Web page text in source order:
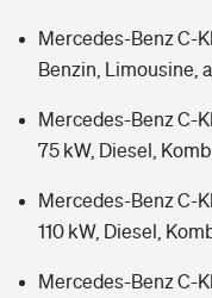
Mercedes-Benz C-
Benzin, Limousine,
Mercedes-Benz C-
75 kW, Diesel,
Mercedes-Benz C-
110 kW, Diesel,
Mercedes-Benz C-